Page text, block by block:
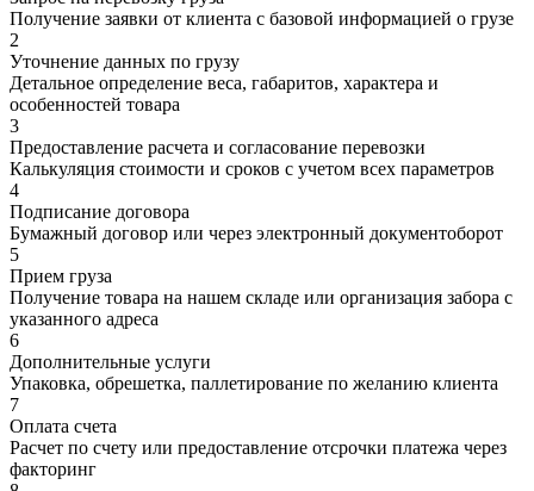
Получение заявки от клиента с базовой информацией о грузе
2
Уточнение данных по грузу
Детальное определение веса, габаритов, характера и
особенностей товара
3
Предоставление расчета и согласование перевозки
Калькуляция стоимости и сроков с учетом всех параметров
4
Подписание договора
Бумажный договор или через электронный документоборот
5
Прием груза
Получение товара на нашем складе или организация забора с
указанного адреса
6
Дополнительные услуги
Упаковка, обрешетка, паллетирование по желанию клиента
7
Оплата счета
Расчет по счету или предоставление отсрочки платежа через
факторинг